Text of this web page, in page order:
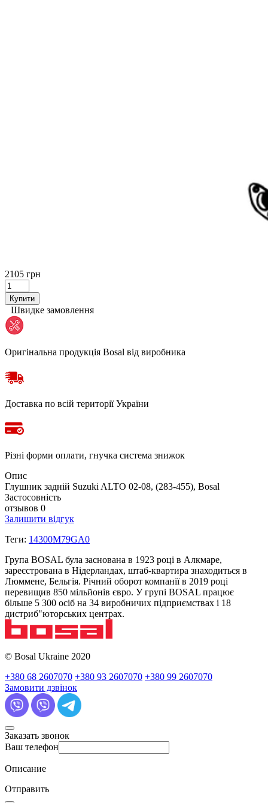
2105 грн
Купити
Швидке замовлення
Оригінальна продукція Bosal від виробника
Доставка по всій території України
Різні форми оплати, гнучка система знижок
Опис
Глушник задній Suzuki ALTO 02-08, (283-455), Bosal
Застосовність
отзывов 0
Залишити відгук
Теги: 14300M79GA0
Група BOSAL була заснована в 1923 році в Алкмаре,
зареєстрована в Нідерландах, штаб-квартира знаходиться в
Люммене, Бельгія. Річний оборот компанії в 2019 році
перевищив 850 мільйонів євро. У групі BOSAL працює
більше 5 300 осіб на 34 виробничих підприємствах і 18
дистриб"юторських центрах.
© Bosal Ukraine 2020
+380 68 2607070 +380 93 2607070 +380 99 2607070
Замовити дзвінок
Заказать звонок
Ваш телефон
Описание
Отправить